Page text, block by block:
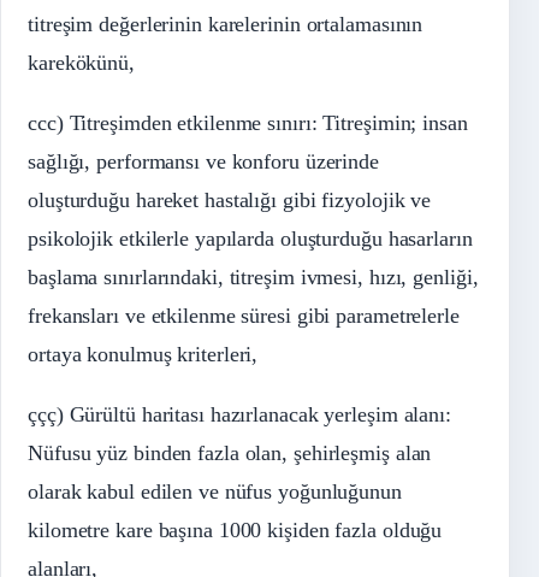
titreşim değerlerinin karelerinin ortalamasının
karekökünü,
ccc) Titreşimden etkilenme sınırı: Titreşimin; insan
sağlığı, performansı ve konforu üzerinde
oluşturduğu hareket hastalığı gibi fizyolojik ve
psikolojik etkilerle yapılarda oluşturduğu hasarların
başlama sınırlarındaki, titreşim ivmesi, hızı, genliği,
frekansları ve etkilenme süresi gibi parametrelerle
ortaya konulmuş kriterleri,
ççç) Gürültü haritası hazırlanacak yerleşim alanı:
Nüfusu yüz binden fazla olan, şehirleşmiş alan
olarak kabul edilen ve nüfus yoğunluğunun
kilometre kare başına 1000 kişiden fazla olduğu
alanları,